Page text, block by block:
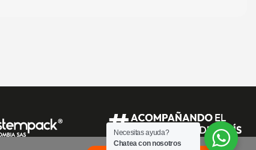
Necesitas ayuda?
Chatea con nosotros